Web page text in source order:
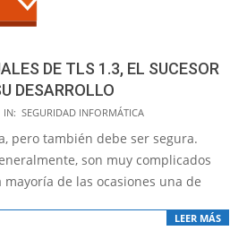
DE TLS 1.3, EL SUCESOR
DESARROLLO
IN: SEGURIDAD INFORMÁTICA
pero también debe ser segura.
son muy complicados
de las ocasiones una de
LEER MÁS